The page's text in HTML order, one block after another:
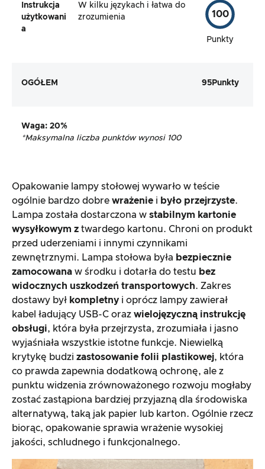
Instrukcja
użytkowani
a
W kilku językach i łatwa do
zrozumienia
100
Punkty
OGÓŁEM 95Punkty
Waga: 20%
*Maksymalna liczba punktów wynosi 100
Opakowanie lampy stołowej wywarło w teście
ogólnie bardzo dobre wrażenie i było przejrzyste.
Lampa została dostarczona w stabilnym kartonie
wysyłkowym z twardego kartonu. Chroni on produkt
przed uderzeniami i innymi czynnikami
zewnętrznymi. Lampa stołowa była bezpiecznie
zamocowana w środku i dotarła do testu bez
widocznych uszkodzeń transportowych. Zakres
dostawy był kompletny i oprócz lampy zawierał
kabel ładujący USB-C oraz wielojęzyczną instrukcję
obsługi, która była przejrzysta, zrozumiała i jasno
wyjaśniała wszystkie istotne funkcje. Niewielką
krytykę budzi zastosowanie folii plastikowej, która
co prawda zapewnia dodatkową ochronę, ale z
punktu widzenia zrównoważonego rozwoju mogłaby
zostać zastąpiona bardziej przyjazną dla środowiska
alternatywą, taką jak papier lub karton. Ogólnie rzecz
biorąc, opakowanie sprawia wrażenie wysokiej
jakości, schludnego i funkcjonalnego.